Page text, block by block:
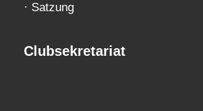
· Satzung
Clubsekretariat